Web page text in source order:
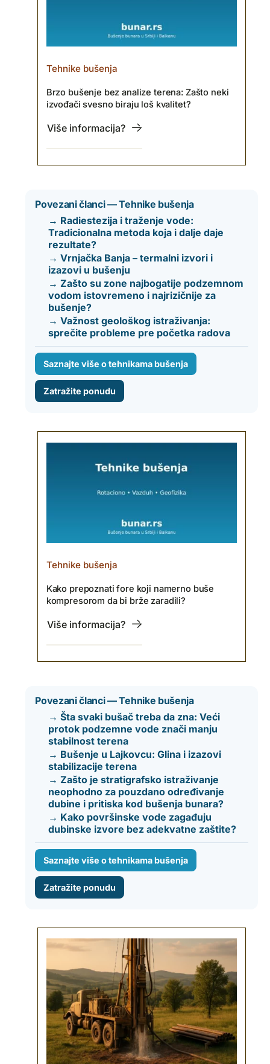
Tehnike bušenja
Brzo bušenje bez analize terena: Zašto neki
izvođači svesno biraju loš kvalitet?
Više informacija?
Povezani članci — Tehnike bušenja
→ Radiestezija i traženje vode:
Tradicionalna metoda koja i dalje daje
rezultate?
→ Vrnjačka Banja – termalni izvori i
izazovi u bušenju
→ Zašto su zone najbogatije podzemnom
vodom istovremeno i najrizičnije za
bušenje?
→ Važnost geološkog istraživanja:
sprečite probleme pre početka radova
Saznajte više o tehnikama bušenja
Zatražite ponudu
Tehnike bušenja
Kako prepoznati fore koji namerno buše
kompresorom da bi brže zaradili?
Više informacija?
Povezani članci — Tehnike bušenja
→ Šta svaki bušač treba da zna: Veći
protok podzemne vode znači manju
stabilnost terena
→ Bušenje u Lajkovcu: Glina i izazovi
stabilizacije terena
→ Zašto je stratigrafsko istraživanje
neophodno za pouzdano određivanje
dubine i pritiska kod bušenja bunara?
→ Kako površinske vode zagađuju
dubinske izvore bez adekvatne zaštite?
Saznajte više o tehnikama bušenja
Zatražite ponudu